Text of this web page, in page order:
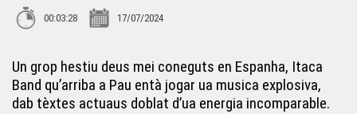
BLUETAS - Valse - Musica
00:03:28 17/07/2024
Un grop hestiu deus mei coneguts en Espanha, Itaca
Band qu’arriba a Pau entà jogar ua musica explosiva,
dab tèxtes actuaus doblat d’ua energia incomparable.